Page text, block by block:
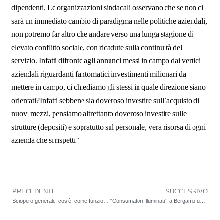
dipendenti. Le organizzazioni sindacali osservano che se non ci
sarà un immediato cambio di paradigma nelle politiche aziendali,
non potremo far altro che andare verso una lunga stagione di
elevato conflitto sociale, con ricadute sulla continuità del
servizio. Infatti difronte agli annunci messi in campo dai vertici
aziendali riguardanti fantomatici investimenti milionari da
mettere in campo, ci chiediamo gli stessi in quale direzione siano
orientati?Infatti sebbene sia doveroso investire sull’acquisto di
nuovi mezzi, pensiamo altrettanto doveroso investire sulle
strutture (depositi) e sopratutto sul personale, vera risorsa di ogni
azienda che si rispetti”
Precedente
PRECEDENTE
Sciopero generale: cos’è, come funziona e cosa sapere
SUCCESSIVO
“Consumatori Illuminati”: a Bergamo un incontro per scelte energetiche più consapevoli